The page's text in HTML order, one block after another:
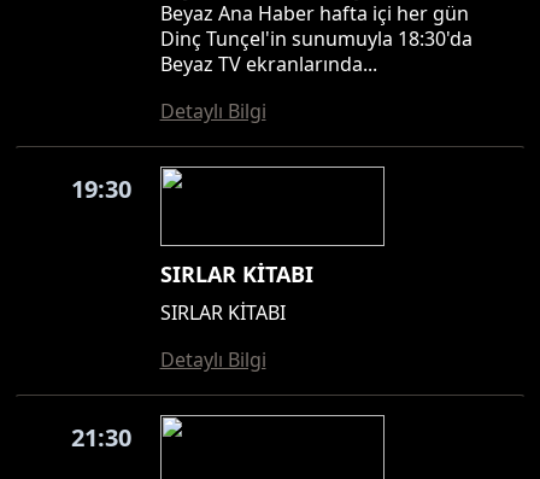
Beyaz Ana Haber hafta içi her gün
Dinç Tunçel'in sunumuyla 18:30'da
Beyaz TV ekranlarında...
Detaylı Bilgi
19:30
SIRLAR KİTABI
SIRLAR KİTABI
Detaylı Bilgi
21:30